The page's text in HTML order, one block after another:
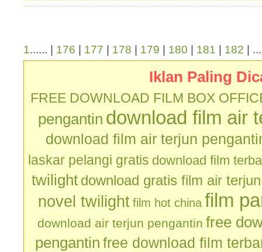
1...... | 176 177 178 179 180 181 182 |
Iklan Paling
FREE DOWNLOAD FILM BOX
pengantin download film air
download film air terjun
laskar pelangi gratis download film
twilight download gratis film air
novel twilight film hot china film
download air terjun pengantin free
pengantin free download film